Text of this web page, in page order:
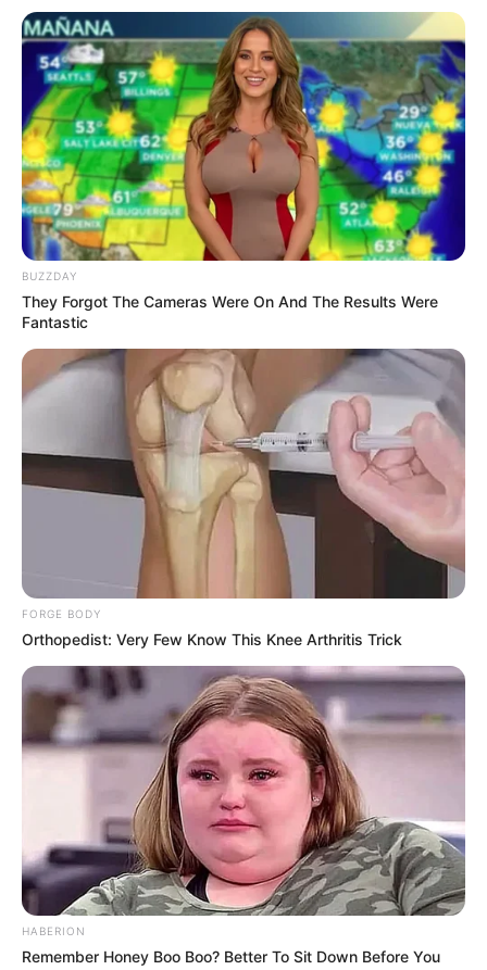
8 Kata Lucu Seputar Malam
Minggu ala Jomblo yang Bikin
Ngenes
10 Desain Kanopi Tempat
Tidur, Serasa Beristirahat di
Kamar Raja
Tampil Lebih Modern, 7 Potret
Hasil Renovasi Rumah Berusia
BUZZDAY
They Forgot The Cameras Were On And The Results Were
Fantastic
FORGE BODY
Orthopedist: Very Few Know This Knee Arthritis Trick
HABERION
Remember Honey Boo Boo? Better To Sit Down Before You